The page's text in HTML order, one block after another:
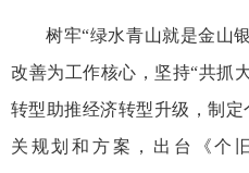
树牢“绿水青山就是金山
改善为工作核心，坚持“共抓
转型助推经济转型升级，制
关规划和方案，出台《个